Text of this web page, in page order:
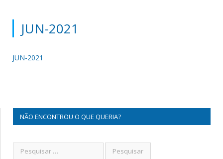
JUN-2021
JUN-2021
NÃO ENCONTROU O QUE QUERIA?